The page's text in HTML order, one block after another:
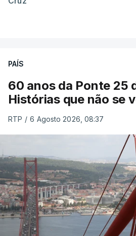
PAÍS
60 anos da Ponte 25
Histórias que não se
RTP / 6 Agosto 2026, 08:37